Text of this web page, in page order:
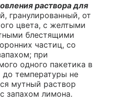
раствора для
гранулированный, от
цвета, с желтыми
блестящими
частиц, со
при
одного пакетика в
температуры не
мутный раствор
запахом лимона.